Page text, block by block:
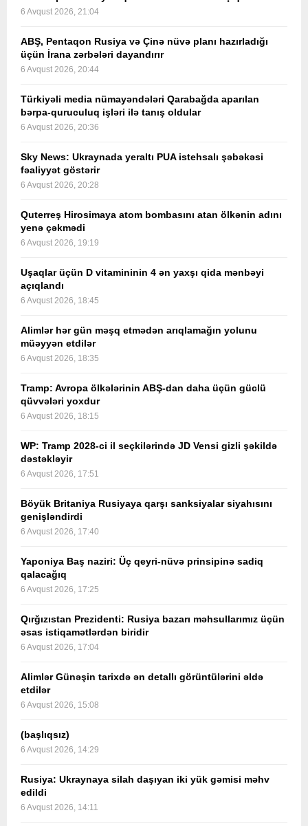
6 Avqust 2026, 21:04
ABŞ, Pentaqon Rusiya və Çinə nüvə planı hazırladığı
üçün İrana zərbələri dayandırır
6 Avqust 2026, 20:44
Türkiyəli media nümayəndələri Qarabağda aparılan
bərpa-quruculuq işləri ilə tanış oldular
6 Avqust 2026, 20:36
Sky News: Ukraynada yeraltı PUA istehsalı şəbəkəsi
fəaliyyət göstərir
6 Avqust 2026, 20:28
Quterreş Hirosimaya atom bombasını atan ölkənin adını
yenə çəkmədi
6 Avqust 2026, 19:19
Uşaqlar üçün D vitamininin 4 ən yaxşı qida mənbəyi
açıqlandı
6 Avqust 2026, 18:45
Alimlər hər gün məşq etmədən arıqlamağın yolunu
müəyyən etdilər
6 Avqust 2026, 18:35
Tramp: Avropa ölkələrinin ABŞ-dan daha üçün güclü
qüvvələri yoxdur
6 Avqust 2026, 18:15
WP: Tramp 2028-ci il seçkilərində JD Vensi gizli şəkildə
dəstəkləyir
6 Avqust 2026, 17:51
Böyük Britaniya Rusiyaya qarşı sanksiyalar siyahısını
genişləndirdi
6 Avqust 2026, 17:40
Yaponiya Baş naziri: Üç qeyri-nüvə prinsipinə sadiq
qalacağıq
6 Avqust 2026, 17:25
Qırğızıstan Prezidenti: Rusiya bazarı məhsullarımız üçün
əsas istiqamətlərdən biridir
6 Avqust 2026, 17:04
Alimlər Günəşin tarixdə ən detallı görüntülərini əldə
etdilər
6 Avqust 2026, 15:08
(başlıqsız)
6 Avqust 2026, 14:29
Rusiya: Ukraynaya silah daşıyan iki yük gəmisi məhv
edildi
6 Avqust 2026, 14:11